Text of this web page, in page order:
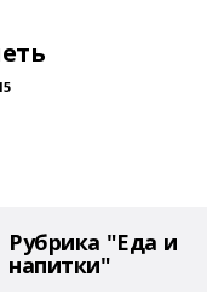
Рубрика "Еда и
напитки"